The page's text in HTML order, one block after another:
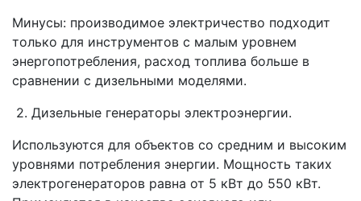
Минусы: производимое электричество подходит
только для инструментов с малым уровнем
энергопотребления, расход топлива больше в
сравнении с дизельными моделями.
2. Дизельные генераторы электроэнергии.
Используются для объектов со средним и высоким
уровнями потребления энергии. Мощность таких
электрогенераторов равна от 5 кВт до 550 кВт.